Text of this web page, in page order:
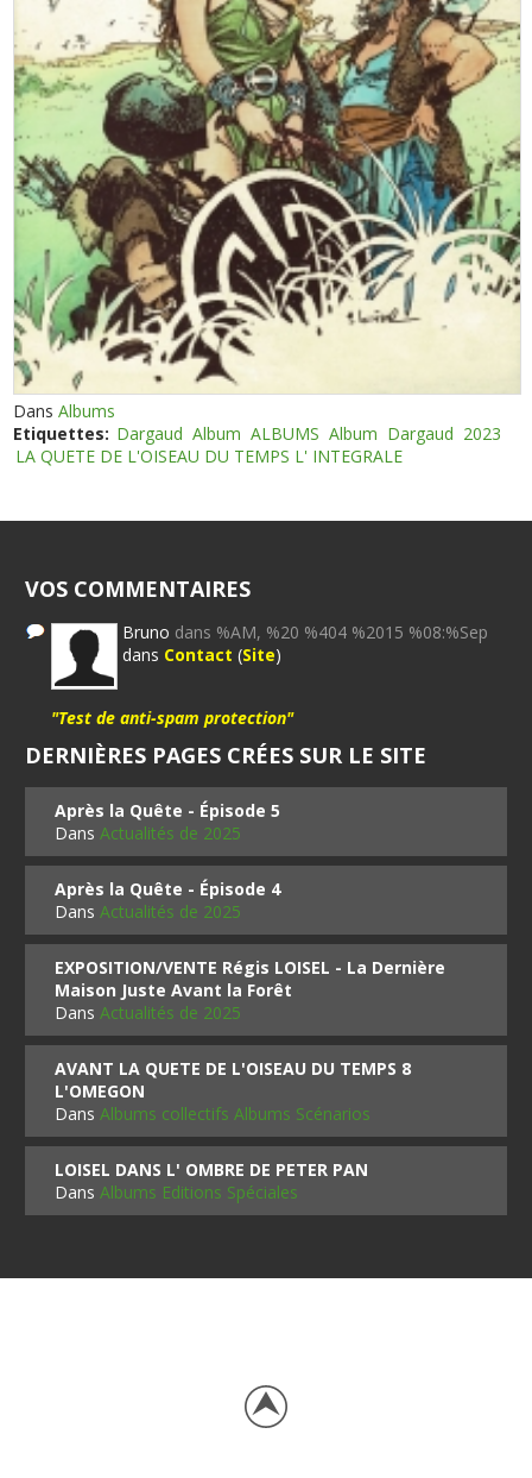
DansAlbums
Etiquettes: Dargaud Album ALBUMS Album Dargaud 2023
LA QUETE DE L'OISEAU DU TEMPS L' INTEGRALE
VOS COMMENTAIRES
Bruno dans %AM, %20 %404 %2015 %08:%Sep
dans Contact (Site)
"Test de anti-spam protection"
DERNIÈRES PAGES CRÉES SUR LE SITE
Après la Quête - Épisode 5
DansActualités de 2025
Après la Quête - Épisode 4
DansActualités de 2025
EXPOSITION/VENTE Régis LOISEL - La Dernière
Maison Juste Avant la Forêt
DansActualités de 2025
AVANT LA QUETE DE L'OISEAU DU TEMPS 8
L'OMEGON
DansAlbums collectifs Albums Scénarios
LOISEL DANS L' OMBRE DE PETER PAN
DansAlbums Editions Spéciales